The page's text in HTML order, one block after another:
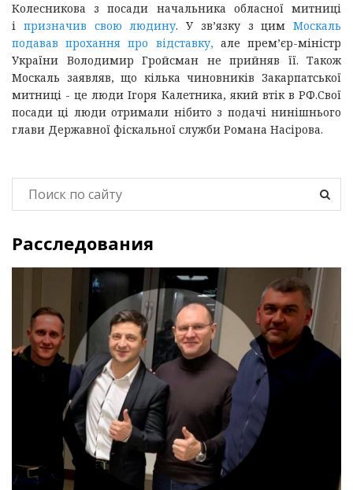
Колесникова з посади начальника обласної митниці
і призначив свою людину. У зв’язку з цим Москаль
подавав прохання про відставку, але прем’єр-міністр
України Володимир Гройсман не прийняв її. Також
Москаль заявляв, що кілька чиновників Закарпатської
митниці - це люди Ігоря Калетника, який втік в РФ.Свої
посади ці люди отримали нібито з подачі нинішнього
глави Державної фіскальної служби Романа Насірова.
Расследования